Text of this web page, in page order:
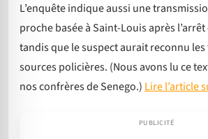
L’enquête indique aussi une
proche basée à Saint-Louis après
tandis que le suspect aurait reconnu
sources policières. (Nous avons lu ce
nos confrères de Senego.) Lire l’article